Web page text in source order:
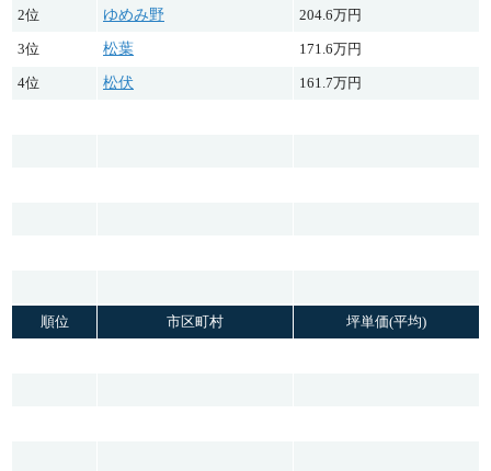
2位 ゆめみ野 204.6万円
3位 松葉 171.6万円
4位 松伏 161.7万円
順位 市区町村 坪単価(平均)